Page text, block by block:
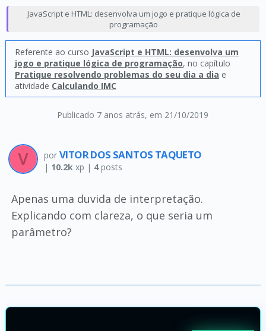
Publicado 7 anos atrás, em 21/10/2019
JavaScript e HTML: desenvolva um jogo e pratique lógica de
programação
Referente ao curso JavaScript e HTML: desenvolva um
jogo e pratique lógica de programação, no capítulo
Pratique resolvendo problemas do seu dia a dia e
atividade Calculando IMC
por VITOR DOS SANTOS TAQUETO
| 10.2kxp | 4posts
Apenas uma duvida de interpretação.
Explicando com clareza, o que seria um
parâmetro?